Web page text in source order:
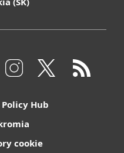
Policy Hub
cookie